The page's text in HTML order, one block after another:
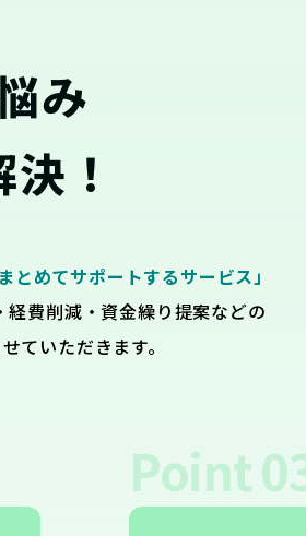
み
！
とめてサポートするサービス」
費削減・資金繰り提案などの
ていただきます。
Point